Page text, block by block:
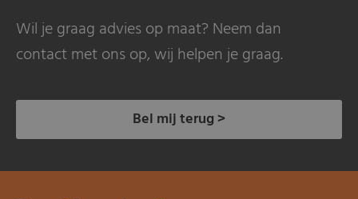
Wil je graag advies op maat? Neem dan
contact met ons op, wij helpen je graag.
Bel mij terug >